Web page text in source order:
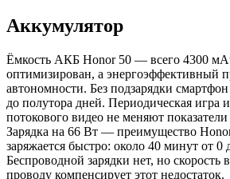
Аккумулятор
Ёмкость АКБ Honor 50 — всего 4300
оптимизирован, а энергоэффективный
автономности. Без подзарядки
до полутора дней. Периодическая игра
потокового видео не меняют
Зарядка на 66 Вт — преимущество
заряжается быстро: около 40 минут от 0
Беспроводной зарядки нет, но скорость
проводу компенсирует этот недостаток.